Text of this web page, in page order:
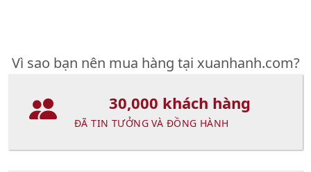
Vì sao bạn nên mua hàng tại xuanhanh.com?
30,000 khách hàng
ĐÃ TIN TƯỞNG VÀ ĐỒNG HÀNH